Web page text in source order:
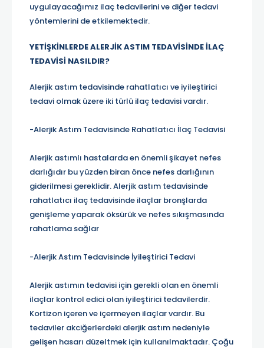
uygulayacağımız ilaç tedavilerini ve diğer tedavi
yöntemlerini de etkilemektedir.
YETİŞKİNLERDE ALERJİK ASTIM TEDAVİSİNDE İLAÇ
TEDAVİSİ NASILDIR?
Alerjik astım tedavisinde rahatlatıcı ve iyileştirici
tedavi olmak üzere iki türlü ilaç tedavisi vardır.
-Alerjik Astım Tedavisinde Rahatlatıcı İlaç Tedavisi
Alerjik astımlı hastalarda en önemli şikayet nefes
darlığıdır bu yüzden biran önce nefes darlığının
giderilmesi gereklidir. Alerjik astım tedavisinde
rahatlatıcı ilaç tedavisinde ilaçlar bronşlarda
genişleme yaparak öksürük ve nefes sıkışmasında
rahatlama sağlar
-Alerjik Astım Tedavisinde İyileştirici Tedavi
Alerjik astımın tedavisi için gerekli olan en önemli
ilaçlar kontrol edici olan iyileştirici tedavilerdir.
Kortizon içeren ve içermeyen ilaçlar vardır. Bu
tedaviler akciğerlerdeki alerjik astım nedeniyle
gelişen hasarı düzeltmek için kullanılmaktadır. Çoğu